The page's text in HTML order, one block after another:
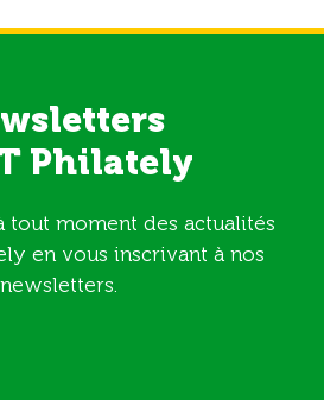
Philately
tout moment des actualités
en vous inscrivant à nos
newsletters.